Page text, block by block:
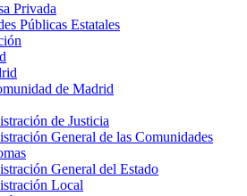
Privada
Públicas Estatales
de Madrid
de Justicia
General de las Comunidades
General del Estado
Local